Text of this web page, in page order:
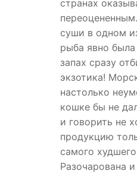
странах
суши в одном
рыба явно
запах сразу
экзотика!
настолько
кошке бы не
и говорить не
продукцию
самого
Разочарована